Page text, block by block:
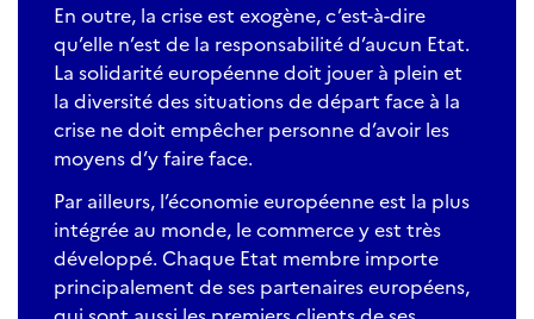
En outre, la crise est exogène, c’est-à-dire
qu’elle n’est de la responsabilité d’aucun Etat.
La solidarité européenne doit jouer à plein et
la diversité des situations de départ face à la
crise ne doit empêcher personne d’avoir les
moyens d’y faire face.
Par ailleurs, l’économie européenne est la plus
intégrée au monde, le commerce y est très
développé. Chaque Etat membre importe
principalement de ses partenaires européens,